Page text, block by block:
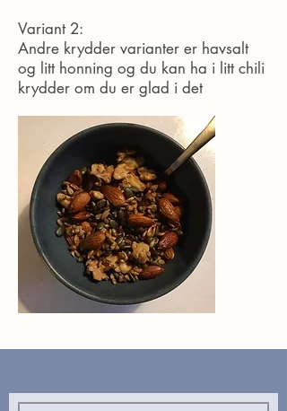
Variant 2:
Andre krydder varianter er havsalt
og litt honning og du kan ha i litt chili
krydder om du er glad i det